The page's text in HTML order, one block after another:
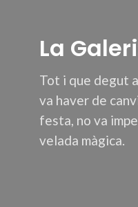
La
Tot i que degut
va haver de
festa, no va
velada màgica.